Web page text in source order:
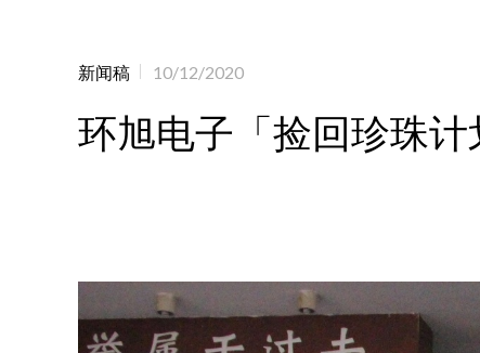
新闻稿 10/12/2020
环旭电子「捡回珍珠